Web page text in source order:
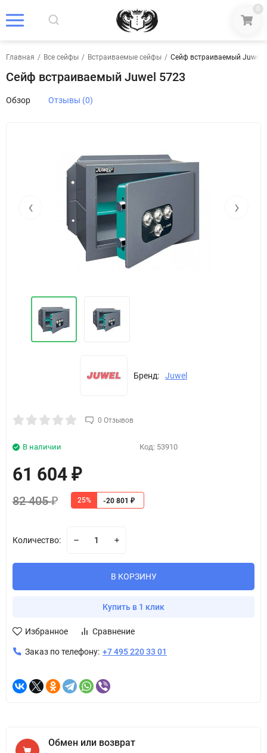
0
Главная / Все сейфы / Встраиваемые сейфы / Сейф встраиваемый Juwel
Сейф встраиваемый Juwel 5723
Обзор Отзывы (0)
‹ ›
Бренд: Juwel
0 Отзывов
В наличии Код: 53910
61 604 ₽
82 405₽ 25% -20 801 ₽
Количество:
В КОРЗИНУ
Купить в 1 клик
Избранное Сравнение
Заказ по телефону: +7 495 220 33 01
Обмен или возврат